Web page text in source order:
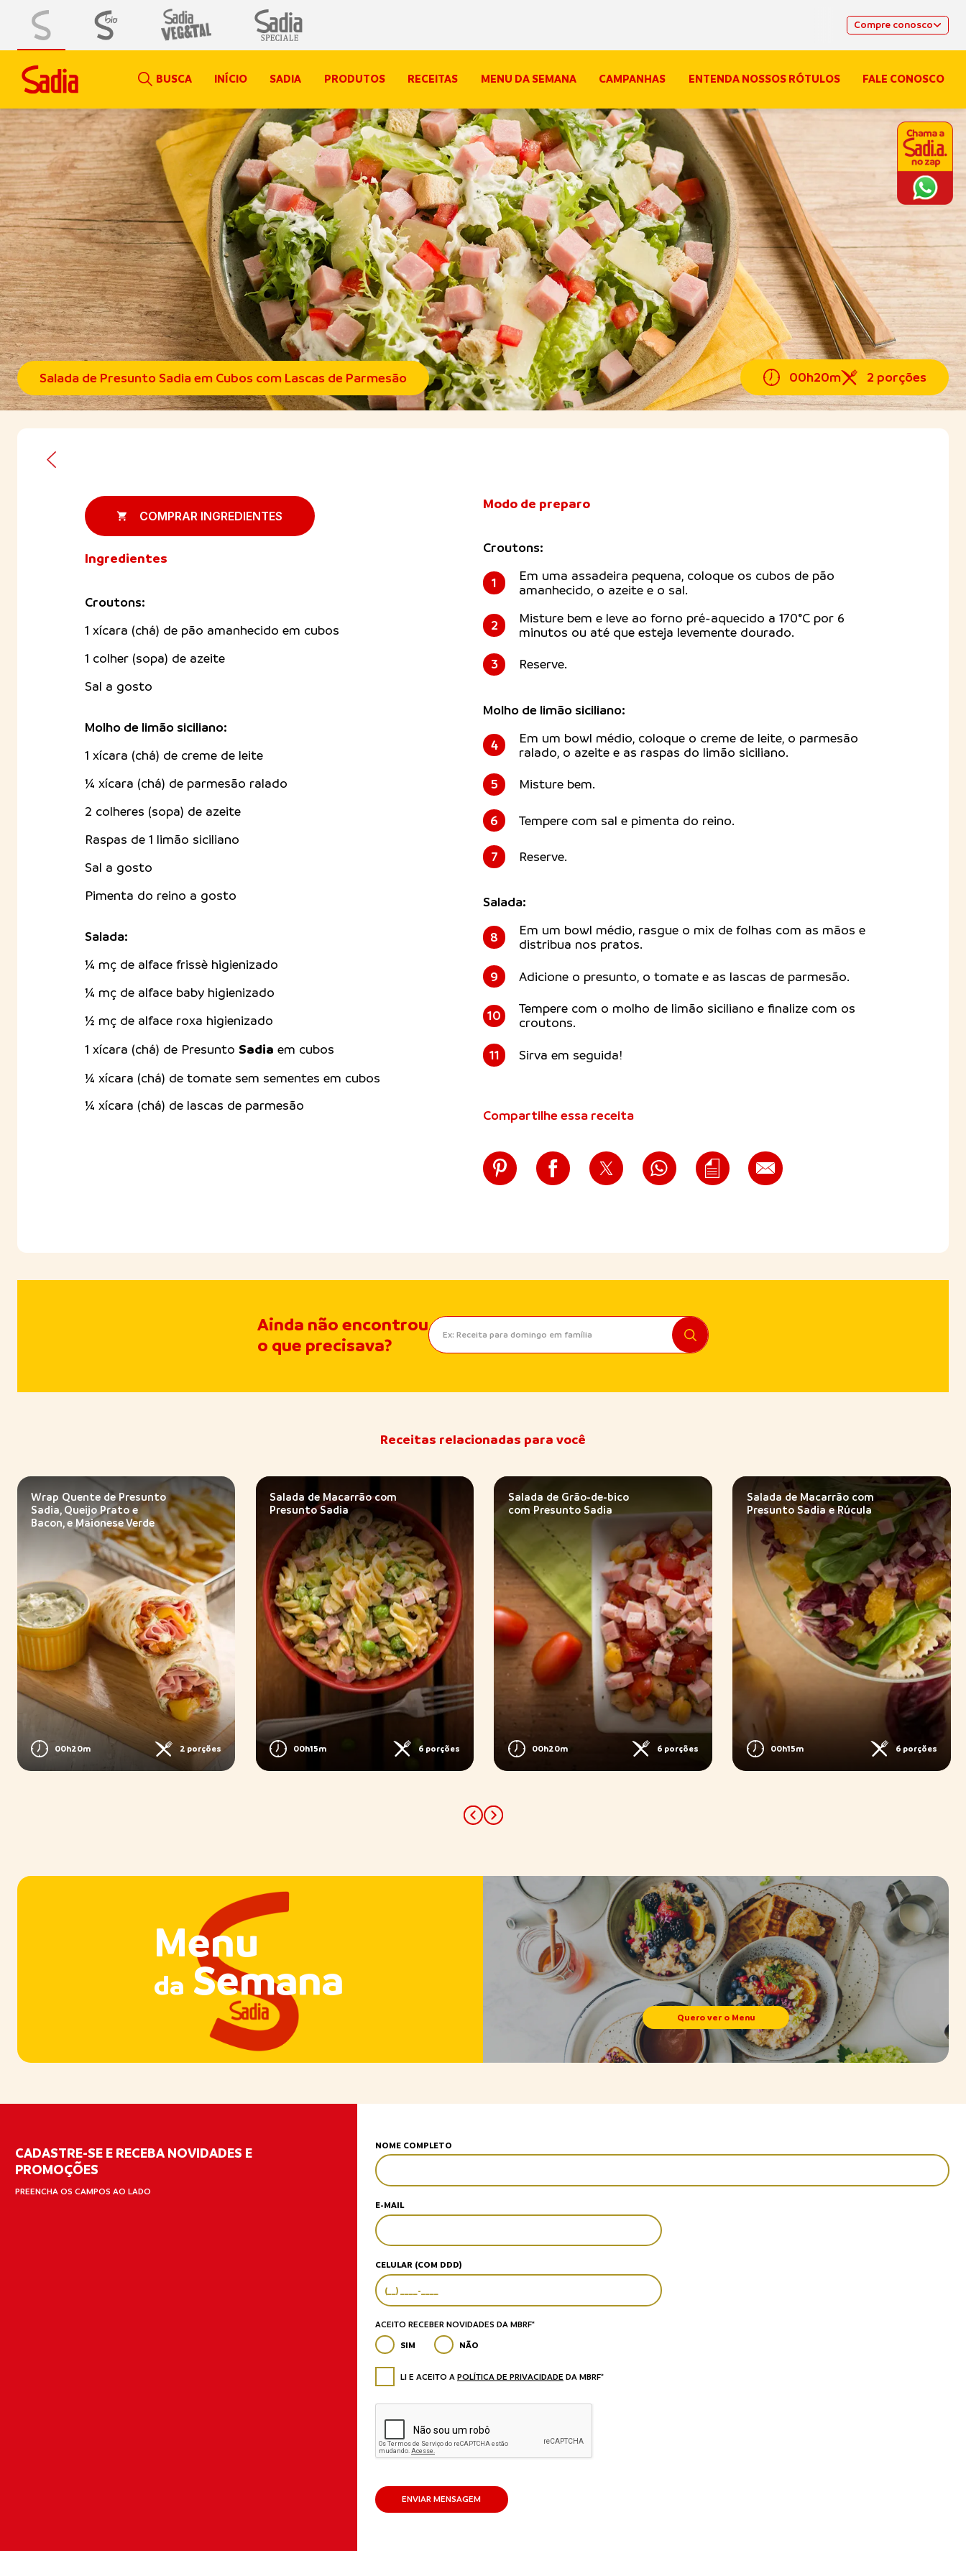
Compre conosco
BUSCA INÍCIO SADIA PRODUTOS RECEITAS MENU DA SEMANA CAMPANHAS ENTENDA NOSSOS RÓTULOS FALE CONOSCO
Salada de Presunto Sadia em Cubos com Lascas de Parmesão 00h20m 2 porções
COMPRAR INGREDIENTES
Ingredientes
Croutons:
1 xícara (chá) de pão amanhecido em cubos
1 colher (sopa) de azeite
Sal a gosto
Molho de limão siciliano:
1 xícara (chá) de creme de leite
¼ xícara (chá) de parmesão ralado
2 colheres (sopa) de azeite
Raspas de 1 limão siciliano
Sal a gosto
Pimenta do reino a gosto
Salada:
¼ mç de alface frissè higienizado
¼ mç de alface baby higienizado
½ mç de alface roxa higienizado
1 xícara (chá) de Presunto Sadia em cubos
¼ xícara (chá) de tomate sem sementes em cubos
¼ xícara (chá) de lascas de parmesão
Modo de preparo
Croutons:
1
Em uma assadeira pequena, coloque os cubos de pão
amanhecido, o azeite e o sal.
2
Misture bem e leve ao forno pré-aquecido a 170°C por 6
minutos ou até que esteja levemente dourado.
3 Reserve.
Molho de limão siciliano:
4
Em um bowl médio, coloque o creme de leite, o parmesão
ralado, o azeite e as raspas do limão siciliano.
5 Misture bem.
6 Tempere com sal e pimenta do reino.
7 Reserve.
Salada:
8
Em um bowl médio, rasgue o mix de folhas com as mãos e
distribua nos pratos.
9 Adicione o presunto, o tomate e as lascas de parmesão.
10
Tempere com o molho de limão siciliano e finalize com os
croutons.
11 Sirva em seguida!
Compartilhe essa receita
Ainda não encontrou
o que precisava?
Receitas relacionadas para você
00h20m 2 porções
Wrap Quente de Presunto
Sadia, Queijo Prato e
Bacon, e Maionese Verde
00h15m 6 porções
Salada de Macarrão com
Presunto Sadia
00h20m 6 porções
Salada de Grão-de-bico
com Presunto Sadia
00h15m 6 porções
Salada de Macarrão com
Presunto Sadia e Rúcula
Previous
Next
Menu
da Semana
Quero ver o Menu
CADASTRE-SE E RECEBA NOVIDADES E
PROMOÇÕES
PREENCHA OS CAMPOS AO LADO
NOME COMPLETO
E-MAIL
CELULAR (COM DDD)
ACEITO RECEBER NOVIDADES DA MBRF*
SIM NÃO
LI E ACEITO A POLÍTICA DE PRIVACIDADE DA MBRF*
ENVIAR MENSAGEM